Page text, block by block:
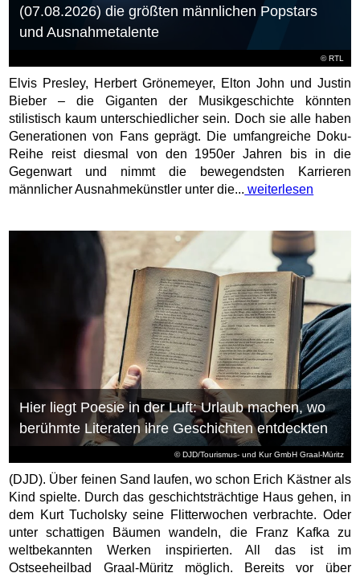
©RTL
(07.08.2026) die größten männlichen Popstars
und Ausnahmetalente
Elvis Presley, Herbert Grönemeyer, Elton John und Justin
Bieber – die Giganten der Musikgeschichte könnten
stilistisch kaum unterschiedlicher sein. Doch sie alle haben
Generationen von Fans geprägt. Die umfangreiche Doku-
Reihe reist diesmal von den 1950er Jahren bis in die
Gegenwart und nimmt die bewegendsten Karrieren
männlicher Ausnahmekünstler unter die... weiterlesen
© DJD/Tourismus- und Kur GmbH Graal-Müritz
Hier liegt Poesie in der Luft: Urlaub machen, wo
berühmte Literaten ihre Geschichten entdeckten
(DJD). Über feinen Sand laufen, wo schon Erich Kästner als
Kind spielte. Durch das geschichtsträchtige Haus gehen, in
dem Kurt Tucholsky seine Flitterwochen verbrachte. Oder
unter schattigen Bäumen wandeln, die Franz Kafka zu
weltbekannten Werken inspirierten. All das ist im
Ostseeheilbad Graal-Müritz möglich. Bereits vor über